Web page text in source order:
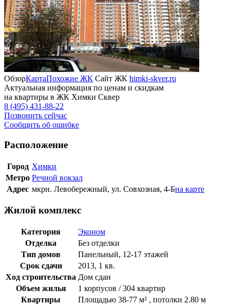
ОбзорКартаПохожие ЖК Сайт ЖК himki-skver.ru
Актуальная информация по ценам и скидкам
на квартиры в ЖК Химки Сквер
8 (495) 431-88-22
Позвонить сейчас
Сообщить об ошибке
Расположение
Город Химки
Метро Речной вокзал
Адрес мкрн. Левобережный, ул. Совхозная, 4-Бна карте
Жилой комплекс
Категория
Эконом
Отделка
Без отделки
Тип домов
Панельный, 12-17 этажей
Срок сдачи
2013, 1 кв.
Ход строительства Дом сдан
Объем жилья
1 корпусов / 304 квартир
Квартиры
Площадью 38-77 м² , потолки 2.80 м